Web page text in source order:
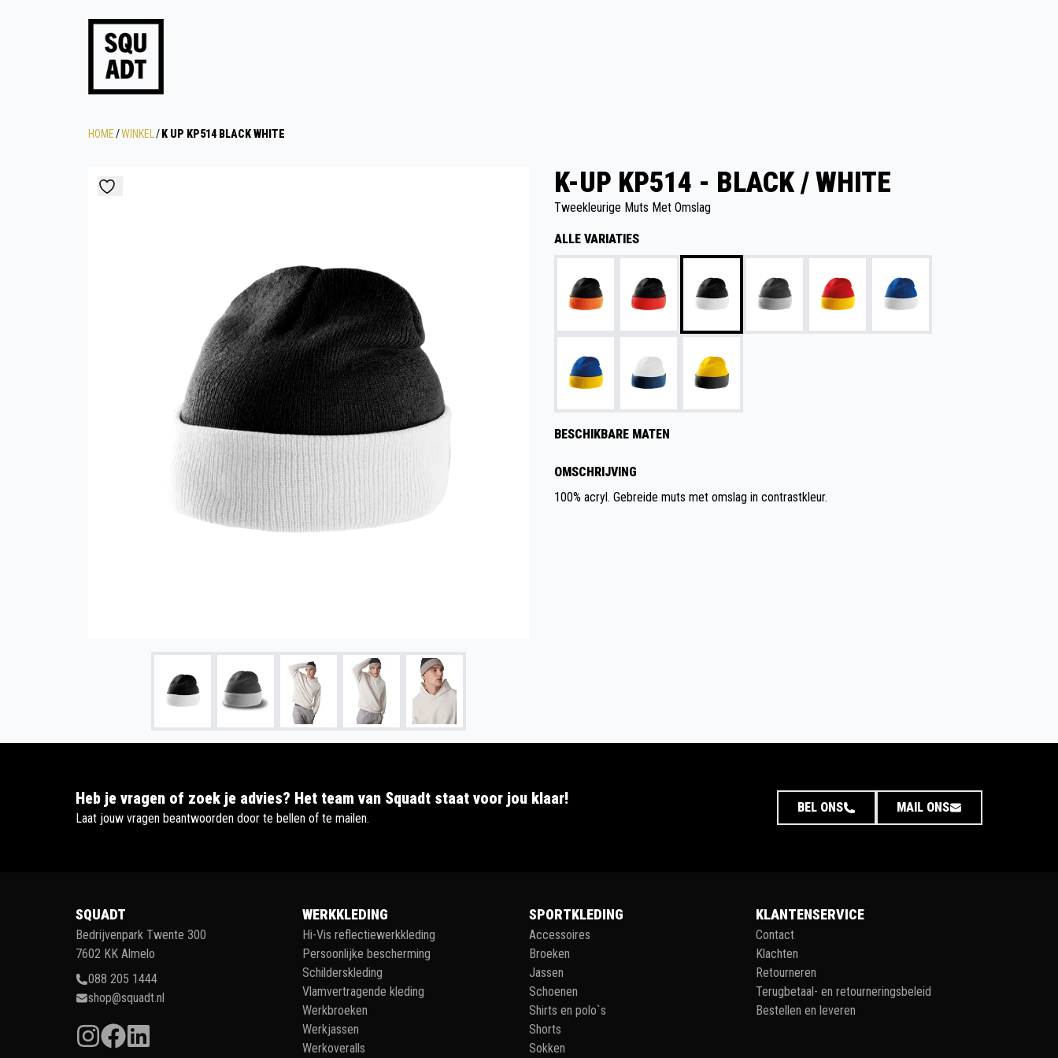
HOME/WINKEL / K UP KP514 BLACK WHITE
K-UP KP514 - BLACK / WHITE
Tweekleurige Muts Met Omslag
ALLE VARIATIES
BESCHIKBARE MATEN
OMSCHRIJVING
100% acryl. Gebreide muts met omslag in contrastkleur.
Heb je vragen of zoek je advies? Het team van Squadt staat voor jou klaar!
Laat jouw vragen beantwoorden door te bellen of te mailen.
BEL ONS MAIL ONS
SQUADT
Bedrijvenpark Twente 300
7602 KK Almelo
088 205 1444
shop@squadt.nl
WERKKLEDING
Hi-Vis reflectiewerkkleding
Persoonlijke bescherming
Schilderskleding
Vlamvertragende kleding
Werkbroeken
Werkjassen
Werkoveralls
SPORTKLEDING
Accessoires
Broeken
Jassen
Schoenen
Shirts en polo`s
Shorts
Sokken
KLANTENSERVICE
Contact
Klachten
Retourneren
Terugbetaal- en retourneringsbeleid
Bestellen en leveren